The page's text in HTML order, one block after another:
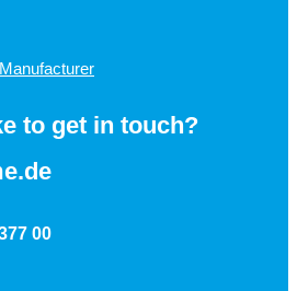
to get in touch?
00